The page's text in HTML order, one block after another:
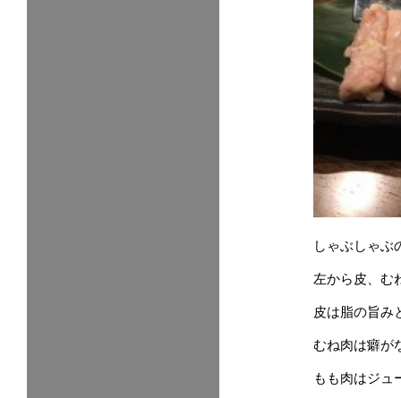
しゃぶしゃぶ
左から皮、む
皮は脂の旨み
むね肉は癖が
もも肉はジュ